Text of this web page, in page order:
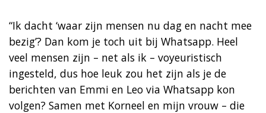
“Ik dacht ‘waar zijn mensen nu dag en nacht mee
bezig’? Dan kom je toch uit bij Whatsapp. Heel
veel mensen zijn – net als ik – voyeuristisch
ingesteld, dus hoe leuk zou het zijn als je de
berichten van Emmi en Leo via Whatsapp kon
volgen? Samen met Korneel en mijn vrouw – die